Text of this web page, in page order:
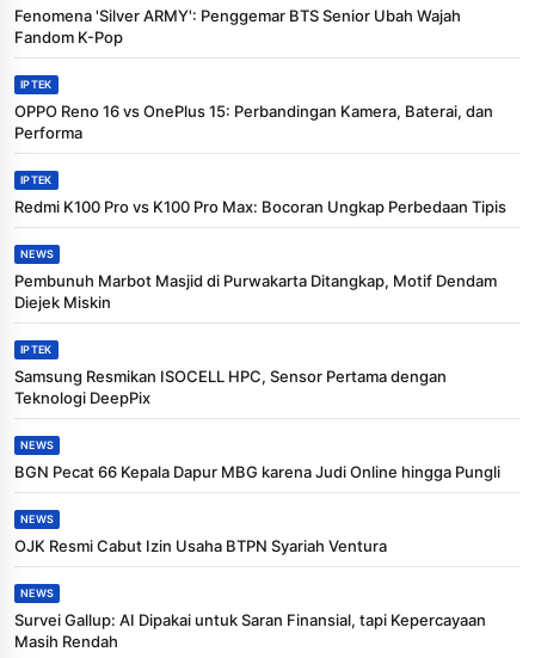
Fenomena 'Silver ARMY': Penggemar BTS Senior Ubah Wajah
Fandom K-Pop
IPTEK
OPPO Reno 16 vs OnePlus 15: Perbandingan Kamera, Baterai, dan
Performa
IPTEK
Redmi K100 Pro vs K100 Pro Max: Bocoran Ungkap Perbedaan Tipis
NEWS
Pembunuh Marbot Masjid di Purwakarta Ditangkap, Motif Dendam
Diejek Miskin
IPTEK
Samsung Resmikan ISOCELL HPC, Sensor Pertama dengan
Teknologi DeepPix
NEWS
BGN Pecat 66 Kepala Dapur MBG karena Judi Online hingga Pungli
NEWS
OJK Resmi Cabut Izin Usaha BTPN Syariah Ventura
NEWS
Survei Gallup: AI Dipakai untuk Saran Finansial, tapi Kepercayaan
Masih Rendah